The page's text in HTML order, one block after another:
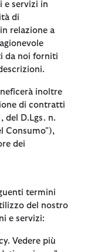
e servizi in
di
relazione a
da noi forniti
inoltre
di contratti
del D.Lgs. n.
Consumo"),
dei
termini
del nostro
e servizi:
Vedere più